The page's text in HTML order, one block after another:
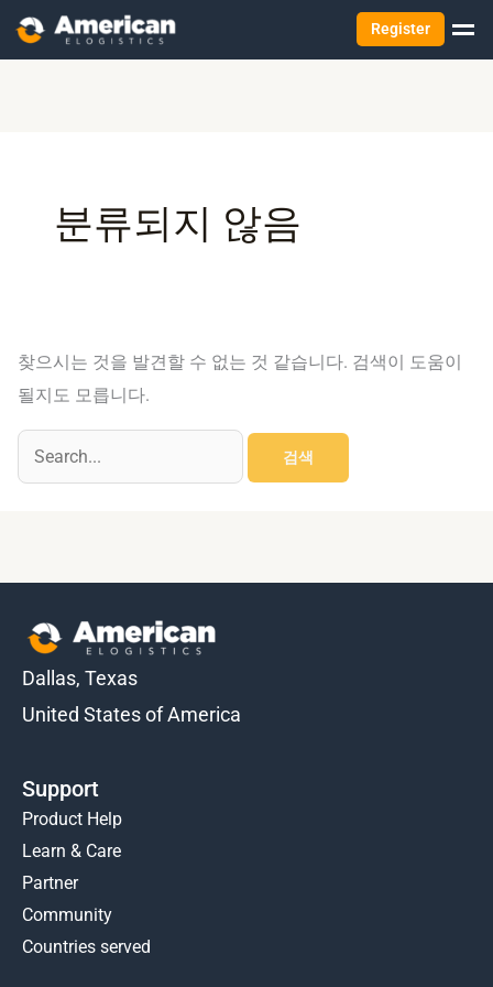
Register
분류되지 않음
찾으시는 것을 발견할 수 없는 것 같습니다. 검색이 도움이
될지도 모릅니다.
Dallas, Texas
United States of America
Support
Product Help
Learn & Care
Partner
Community
Countries served